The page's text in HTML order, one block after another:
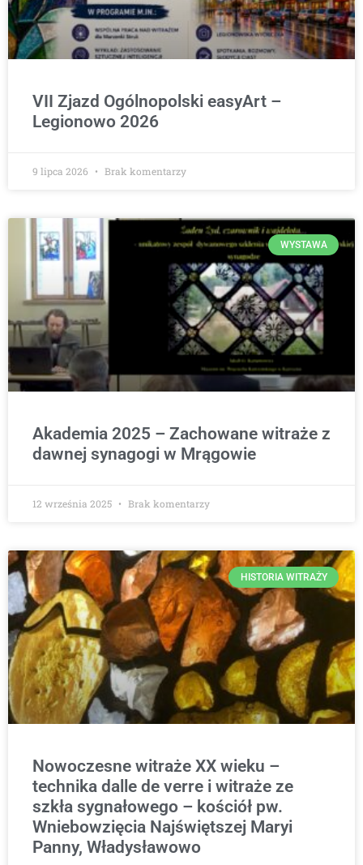
VII Zjazd Ogólnopolski easyArt –
Legionowo 2026
9 lipca 2026 Brak komentarzy
WYSTAWA
Akademia 2025 – Zachowane witraże z
dawnej synagogi w Mrągowie
12 września 2025 Brak komentarzy
HISTORIA WITRAŻY
Nowoczesne witraże XX wieku –
technika dalle de verre i witraże ze
szkła sygnałowego – kościół pw.
Wniebowzięcia Najświętszej Maryi
Panny, Władysławowo